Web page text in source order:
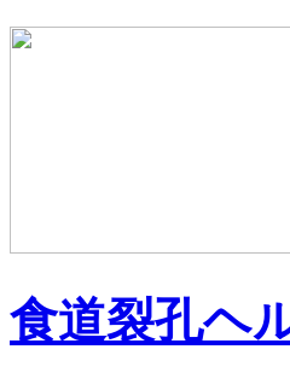
食道裂孔ヘ